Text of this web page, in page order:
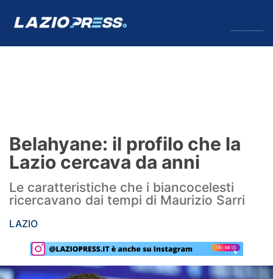
Formello
Infortuni
Primavera
Lazio Women
Belahyane: il profilo che la
Lazio cercava da anni
Le caratteristiche che i biancocelesti
ricercavano dai tempi di Maurizio Sarri
LAZIO